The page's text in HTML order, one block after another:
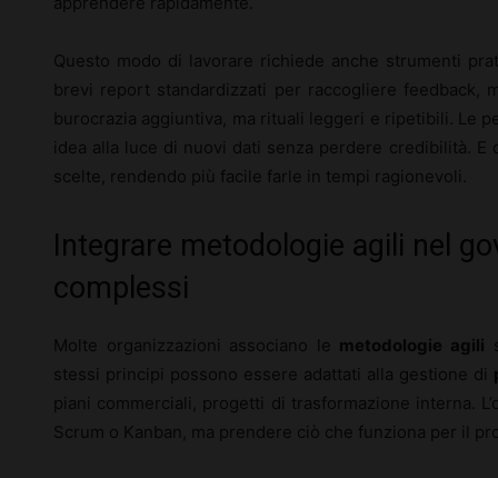
Questo modo di lavorare richiede anche strumenti
brevi report standardizzati per raccogliere feedback,
burocrazia aggiuntiva, ma rituali leggeri e ripetibili. Le
idea alla luce di nuovi dati senza perdere credibilità.
scelte, rendendo più facile farle in tempi ragionevoli.
Integrare metodologie agili nel
complessi
Molte organizzazioni associano le metodologie agili
stessi principi possono essere adattati alla gestione di
piani commerciali, progetti di trasformazione interna.
Scrum o Kanban, ma prendere ciò che funziona per il